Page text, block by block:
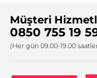
Bize Ulaşın
Firma Bilgileri
Müşteri
0850 755 19
(Her gün 09.00-19.00